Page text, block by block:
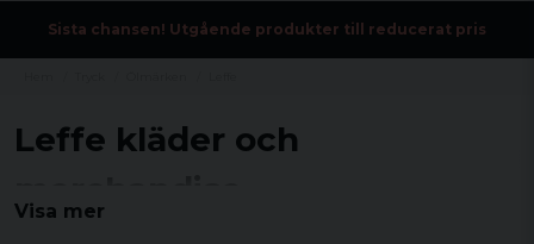
Sista chansen! Utgående produkter till reducerat pris
Leffe kläder och
Visa mer